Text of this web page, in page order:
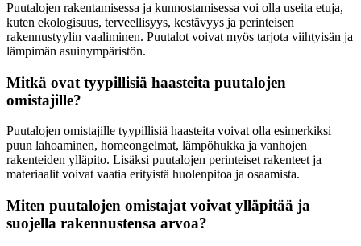
Puutalojen rakentamisessa ja kunnostamisessa voi olla useita etuja,
kuten ekologisuus, terveellisyys, kestävyys ja perinteisen
rakennustyylin vaaliminen. Puutalot voivat myös tarjota viihtyisän ja
lämpimän asuinympäristön.
Mitkä ovat tyypillisiä haasteita puutalojen
omistajille?
Puutalojen omistajille tyypillisiä haasteita voivat olla esimerkiksi
puun lahoaminen, homeongelmat, lämpöhukka ja vanhojen
rakenteiden ylläpito. Lisäksi puutalojen perinteiset rakenteet ja
materiaalit voivat vaatia erityistä huolenpitoa ja osaamista.
Miten puutalojen omistajat voivat ylläpitää ja
suojella rakennustensa arvoa?